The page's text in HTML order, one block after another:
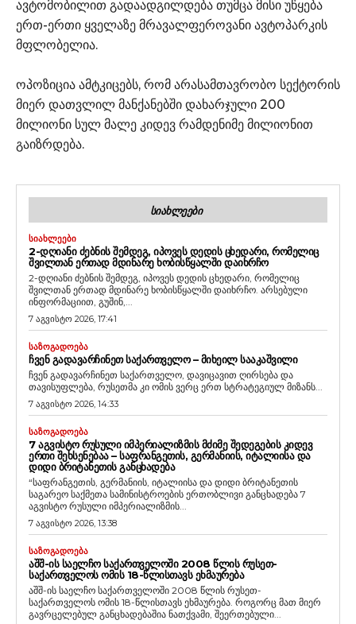
ავტომობილით გადაადგილდება თუმცა მისი უწყება
ერთ-ერთი ყველაზე მრავალფეროვანი ავტოპარკის
მფლობელია.
ოპოზიცია ამტკიცებს, რომ არასამთავრობო სექტორის
მიერ დათვლილ მანქანებში დახარჯული 200
მილიონი სულ მალე კიდევ რამდენიმე მილიონით
გაიზრდება.
ᲡᲘᲐᲮᲚᲔᲔᲑᲘ
ᲡᲘᲐᲮᲚᲔᲔᲑᲘ
2-ᲓᲦᲘᲐᲜᲘ ᲫᲔᲑᲜᲘᲡ ᲨᲔᲛᲓᲔᲒ, ᲘᲞᲝᲕᲔᲡ ᲓᲔᲓᲘᲡ ᲪᲮᲔᲓᲐᲠᲘ, ᲠᲝᲛᲔᲚᲘᲪ
ᲨᲕᲘᲚᲗᲐᲜ ᲔᲠᲗᲐᲓ ᲛᲓᲘᲜᲐᲠᲔ ᲮᲝᲑᲘᲡᲬᲧᲐᲚᲨᲘ ᲓᲐᲘᲮᲠᲩᲝ
2-დღიანი ძებნის შემდეგ, იპოვეს დედის ცხედარი, რომელიც
შვილთან ერთად მდინარე ხობისწყალში დაიხრჩო. არსებული
ინფორმაციით, გუშინ,...
7 აგვისტო 2026, 17:41
ᲡᲐᲖᲝᲒᲐᲓᲝᲔᲑᲐ
ᲩᲕᲔᲜ ᲒᲐᲓᲐᲕᲐᲠᲩᲘᲜᲔᲗ ᲡᲐᲥᲐᲠᲗᲕᲔᲚᲝ – ᲛᲘᲮᲔᲘᲚ ᲡᲐᲐᲙᲐᲨᲕᲘᲚᲘ
ჩვენ გადავარჩინეთ საქართველო, დავიცავით ღირსება და
თავისუფლება, რუსეთმა კი ომის ვერც ერთ სტრატეგიულ მიზანს...
7 აგვისტო 2026, 14:33
ᲡᲐᲖᲝᲒᲐᲓᲝᲔᲑᲐ
7 ᲐᲒᲕᲘᲡᲢᲝ ᲠᲣᲡᲣᲚᲘ ᲘᲛᲞᲔᲠᲘᲐᲚᲘᲖᲛᲘᲡ ᲛᲫᲘᲛᲔ ᲨᲔᲓᲔᲒᲔᲑᲘᲡ ᲙᲘᲓᲔᲕ
ᲔᲠᲗᲘ ᲨᲔᲮᲡᲔᲜᲔᲑᲐᲐ – ᲡᲐᲤᲠᲐᲜᲒᲔᲗᲘᲡ, ᲒᲔᲠᲛᲐᲜᲘᲘᲡ, ᲘᲢᲐᲚᲘᲘᲡᲐ ᲓᲐ
ᲓᲘᲓᲘ ᲑᲠᲘᲢᲐᲜᲔᲗᲘᲡ ᲒᲐᲜᲪᲮᲐᲓᲔᲑᲐ
“საფრანგეთის, გერმანიის, იტალიისა და დიდი ბრიტანეთის
საგარეო საქმეთა სამინისტროების ერთობლივი განცხადება 7
აგვისტო რუსული იმპერიალიზმის...
7 აგვისტო 2026, 13:38
ᲡᲐᲖᲝᲒᲐᲓᲝᲔᲑᲐ
ᲐᲨᲨ-ᲘᲡ ᲡᲐᲔᲚᲩᲝ ᲡᲐᲥᲐᲠᲗᲕᲔᲚᲝᲨᲘ 2008 ᲬᲚᲘᲡ ᲠᲣᲡᲔᲗ-
ᲡᲐᲥᲐᲠᲗᲕᲔᲚᲝᲡ ᲝᲛᲘᲡ 18-ᲬᲚᲘᲡᲗᲐᲕᲡ ᲔᲮᲛᲐᲣᲠᲔᲑᲐ
აშშ-ის საელჩო საქართველოში 2008 წლის რუსეთ-
საქართველოს ომის 18-წლისთავს ეხმაურება. როგორც მათ მიერ
გავრცელებულ განცხადებაშია ნათქვამი, შეერთებული...